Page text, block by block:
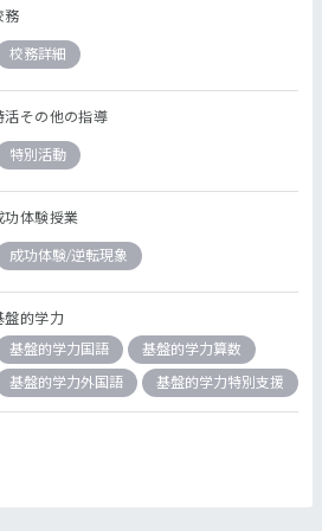
務
校務詳細
活その他の指導
特別活動
功体験授業
成功体験/逆転現象
盤的学力
基盤的学力国語
基盤的学力算数
基盤的学力外国語
基盤的学力特別支援